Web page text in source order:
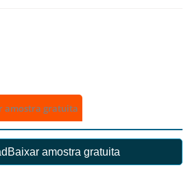
amostra gratuita
Baixar amostra gratuita